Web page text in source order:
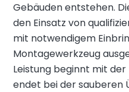
Gebäuden entstehen.
den Einsatz von
mit notwendigem
Montagewerkzeug
Leistung beginnt mit der
endet bei der sauberen